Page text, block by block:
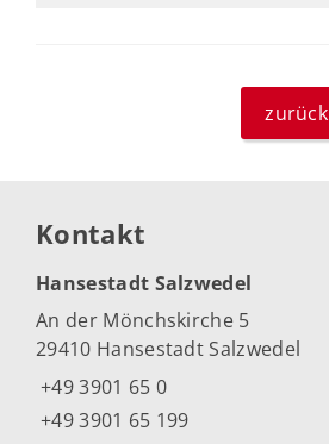
zurück
Kontakt
Hansestadt Salzwedel
An der Mönchskirche 5
29410 Hansestadt Salzwedel
+49 3901 65 0
+49 3901 65 199